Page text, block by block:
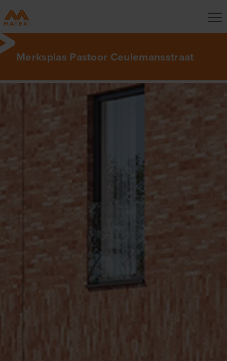
Merksplas Pastoor Ceulemansstraat